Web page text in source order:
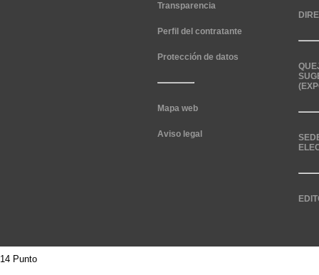
Transparencia
Perfil del contratante
Protección de datos
Mapa web
Aviso legal
14 Punto